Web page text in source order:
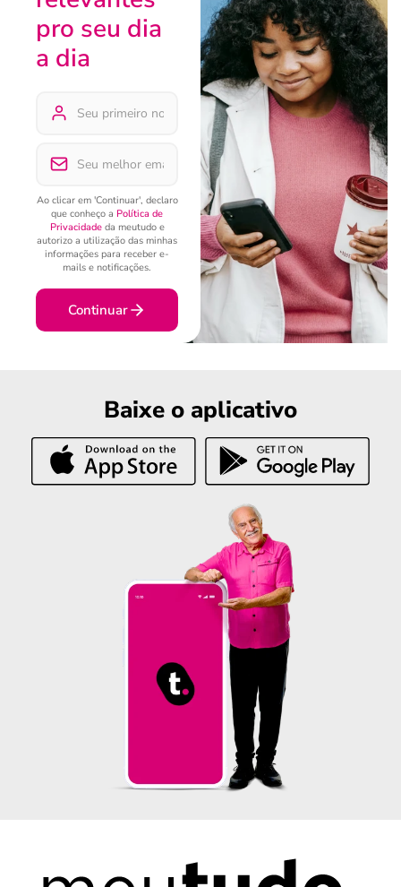
pro seu dia
a dia
Ao clicar em 'Continuar', declaro
que conheço a Política de
Privacidadeda meutudo e
autorizo a utilização das minhas
informações para receber e-
mails e notificações.
Continuar
Baixe o aplicativo